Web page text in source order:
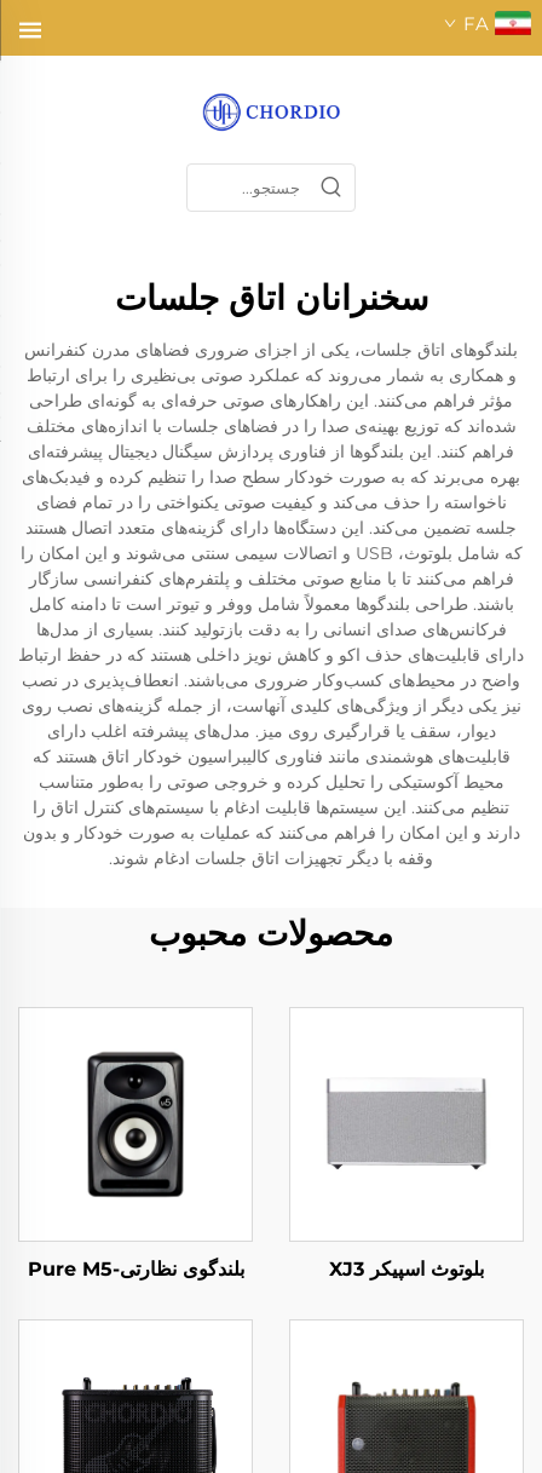
FA
سخنرانان اتاق جلسات
بلندگوهای اتاق جلسات، یکی از اجزای ضروری فضاهای مدرن کنفرانس
و همکاری به شمار می‌روند که عملکرد صوتی بی‌نظیری را برای ارتباط
مؤثر فراهم می‌کنند. این راهکارهای صوتی حرفه‌ای به گونه‌ای طراحی
شده‌اند که توزیع بهینه‌ی صدا را در فضاهای جلسات با اندازه‌های مختلف
فراهم کنند. این بلندگوها از فناوری پردازش سیگنال دیجیتال پیشرفته‌ای
بهره می‌برند که به صورت خودکار سطح صدا را تنظیم کرده و فیدبک‌های
ناخواسته را حذف می‌کند و کیفیت صوتی یکنواختی را در تمام فضای
جلسه تضمین می‌کند. این دستگاه‌ها دارای گزینه‌های متعدد اتصال هستند
که شامل بلوتوث، USB و اتصالات سیمی سنتی می‌شوند و این امکان را
فراهم می‌کنند تا با منابع صوتی مختلف و پلتفرم‌های کنفرانسی سازگار
باشند. طراحی بلندگوها معمولاً شامل ووفر و تیوتر است تا دامنه کامل
فرکانس‌های صدای انسانی را به دقت بازتولید کنند. بسیاری از مدل‌ها
دارای قابلیت‌های حذف اکو و کاهش نویز داخلی هستند که در حفظ ارتباط
واضح در محیط‌های کسب‌وکار ضروری می‌باشند. انعطاف‌پذیری در نصب
نیز یکی دیگر از ویژگی‌های کلیدی آنهاست، از جمله گزینه‌های نصب روی
دیوار، سقف یا قرارگیری روی میز. مدل‌های پیشرفته اغلب دارای
قابلیت‌های هوشمندی مانند فناوری کالیبراسیون خودکار اتاق هستند که
محیط آکوستیکی را تحلیل کرده و خروجی صوتی را به‌طور متناسب
تنظیم می‌کنند. این سیستم‌ها قابلیت ادغام با سیستم‌های کنترل اتاق را
دارند و این امکان را فراهم می‌کنند که عملیات به صورت خودکار و بدون
وقفه با دیگر تجهیزات اتاق جلسات ادغام شوند.
محصولات محبوب
بلوتوث اسپیکر XJ3 بلندگوی نظارتی-Pure M5